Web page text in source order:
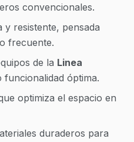
convencionales.
resistente, pensada
frecuente.
de la Linea
funcionalidad óptima.
optimiza el espacio en
duraderos para